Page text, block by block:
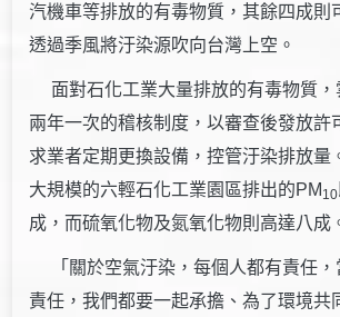
汽機車等排放的有毒物質，其餘四成則
透過季風將汙染源吹向台灣上空。
面對石化工業大量排放的有毒物質
兩年一次的稽核制度，以審查後發放許
求業者定期更換設備，控管汙染排放量
大規模的六輕石化工業園區排出的PM 10
成，而硫氧化物及氮氧化物則高達八成
「關於空氣汙染，每個人都有責任
責任，我們都要一起承擔、為了環境共